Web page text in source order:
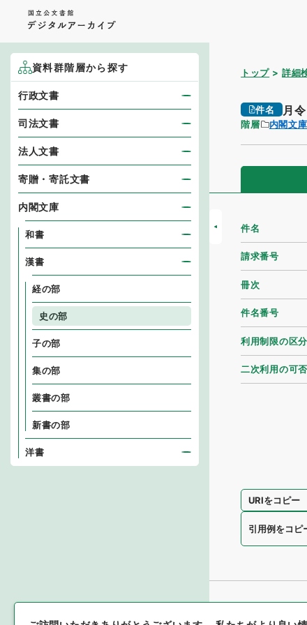
トップ 詳細
件名 月
階層 内閣文庫
件名
請求番号
冊次
件名番号
利用制限の区分
二次利用の可否
URIをコピー
引用例をコピ
資料群階層から探す
行政文書
司法文書
法人文書
寄贈・寄託文書
内閣文庫
和書
漢書
経の部
史の部
子の部
集の部
叢書の部
新書の部
洋書